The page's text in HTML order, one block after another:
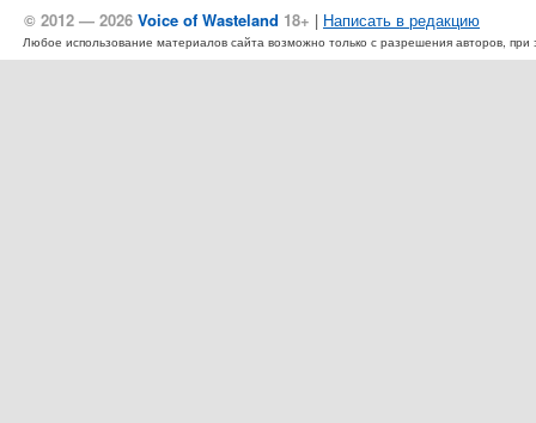
© 2012 — 2026 Voice of Wasteland 18+ | Написать в редакцию
Любое использование материалов сайта возможно только с разрешения авторов,